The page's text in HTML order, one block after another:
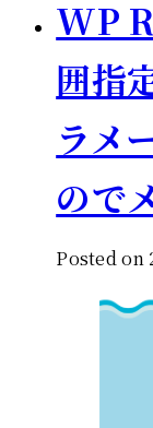
WP
囲指
ラメ
ので
Posted on